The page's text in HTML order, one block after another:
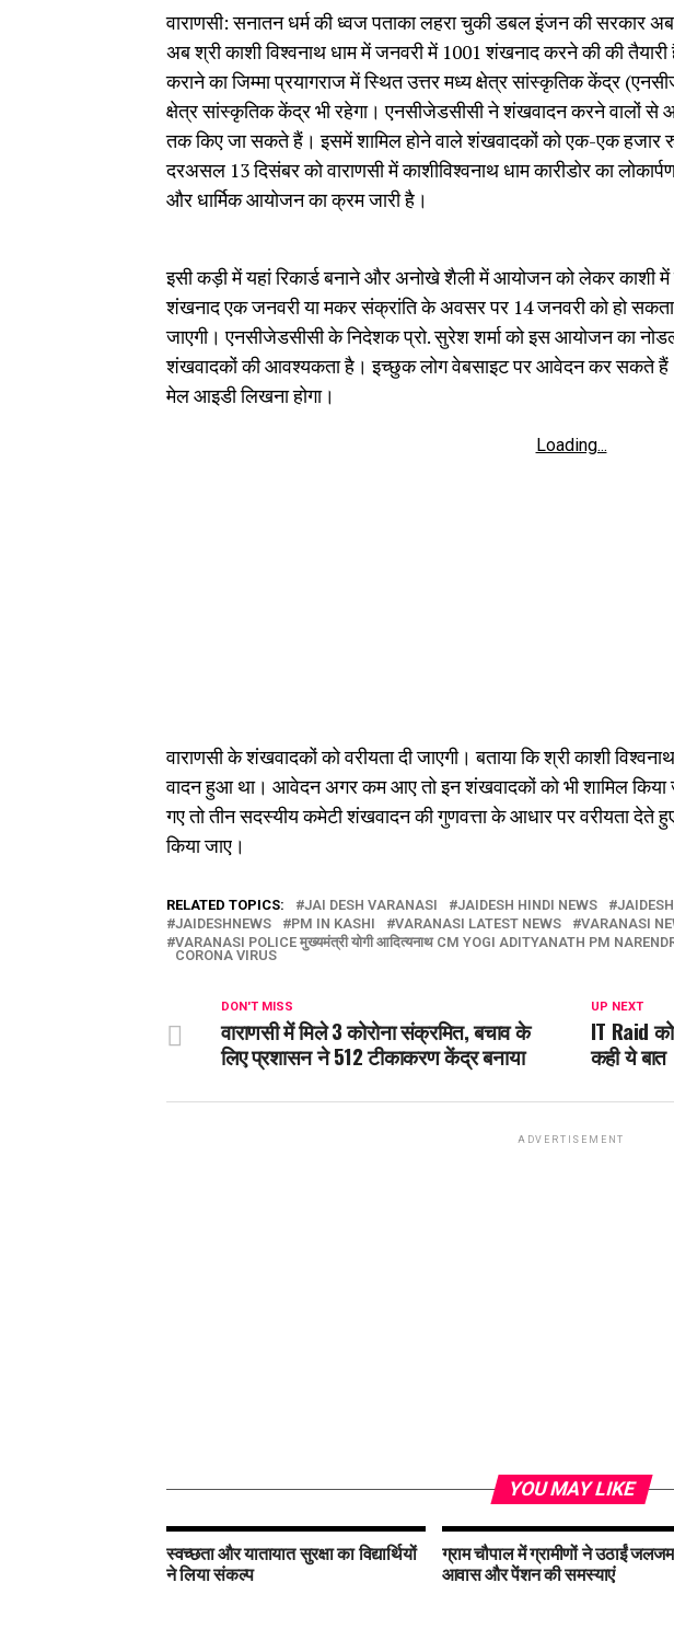
वाराणसी: सनातन धर्म की ध्वज पताका लहरा चुकी डबल इंजन की
अब श्री काशी विश्वनाथ धाम में जनवरी में 1001 शंखनाद करने की की
कराने का जिम्मा प्रयागराज में स्थित उत्तर मध्य क्षेत्र सांस्कृतिक केंद्र
क्षेत्र सांस्कृतिक केंद्र भी रहेगा। एनसीजेडसीसी ने शंखवादन करने वालों
तक किए जा सकते हैं। इसमें शामिल होने वाले शंखवादकों को एक-एक हजार
दरअसल 13 दिसंबर को वाराणसी में काशीविश्‍वनाथ धाम कारीडोर का
और धार्मिक आयोजन का क्रम जारी है।
इसी कड़ी में यहां रिकार्ड बनाने और अनोखे शैली में आयो‍जन को लेकर काशी
शंखनाद एक जनवरी या मकर संक्रांति के अवसर पर 14 जनवरी को हो सकता
जाएगी। एनसीजेडसीसी के निदेशक प्रो. सुरेश शर्मा को इस आयोजन का
शंखवादकों की आवश्यकता है। इच्छुक लोग वेबसाइट पर आवेदन कर सकते हैं।
मेल आइडी लिखना होगा।
Loading...
वाराणसी के शंखवादकों को वरीयता दी जाएगी। बताया कि श्री काशी
वादन हुआ था। आवेदन अगर कम आए तो इन शंखवादकों को भी शामिल किया
गए तो तीन सदस्यीय कमेटी शंखवादन की गुणवत्ता के आधार पर वरीयता देते
किया जाए।
RELATED TOPICS: JAI DESH VARANASI JAIDESH HINDI NEWS
JAIDESHNEWS
PM IN KASHI VARANASI LATEST NEWS VARANASI
VARANASI POLICE मुख्यमंत्री योगी आदित्यनाथ CM YOGI ADITYANATH PM
CORONA VIRUS
UP NEXT
IT Raid
कही ये बात
DON'T MISS
वाराणसी में मिले 3 कोरोना संक्रमित, बचाव के
लिए प्रशासन ने 512 टीकाकरण केंद्र बनाया
ADVERTISEMENT
YOU MAY LIKE
स्वच्छता और यातायात सुरक्षा का विद्यार्थियों
ने लिया संकल्प
ग्राम चौपाल में ग्रामीणों ने उठाईं
आवास और पेंशन की समस्याएं